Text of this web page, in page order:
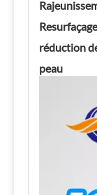
réduction
peau